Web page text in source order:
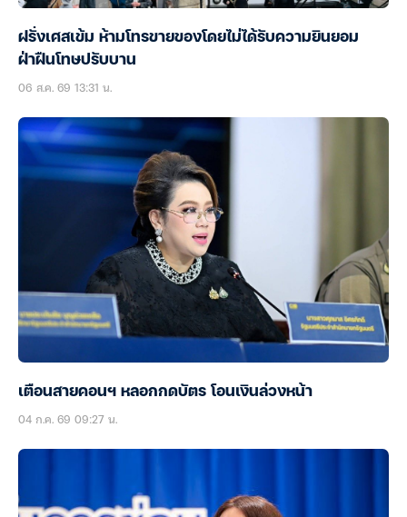
ฝรั่งเศสเข้ม ห้ามโทรขายของโดยไม่ได้รับความยินยอม
ฝ่าฝืนโทษปรับบาน
06 ส.ค. 69 13:31 น.
เตือนสายคอนฯ หลอกกดบัตร โอนเงินล่วงหน้า
04 ก.ค. 69 09:27 น.